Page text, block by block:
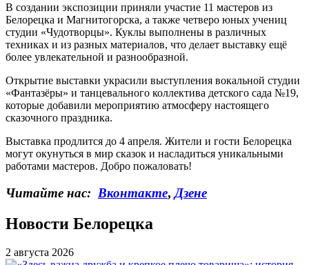
В создании экспозиции приняли участие 11 мастеров из
Белорецка и Магнитогорска, а также четверо юных учениц
студии «Чудотворцы». Куклы выполнены в различных
техниках и из разных материалов, что делает выставку ещё
более увлекательной и разнообразной.
Открытие выставки украсили выступления вокальной студии
«Фантазёры» и танцевального коллектива детского сада №19,
которые добавили мероприятию атмосферу настоящего
сказочного праздника.
Выставка продлится до 4 апреля. Жители и гости Белорецка
могут окунуться в мир сказок и насладиться уникальными
работами мастеров. Добро пожаловать!
Читайте нас: Вконтакте, Дзене
Новости Белорецка
2 августа 2026